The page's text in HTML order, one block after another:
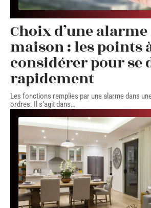
Choix d’une alarme
maison : les points
considérer pour se
rapidement
Les fonctions remplies par une alarme dans
ordres. Il s’agit dans…